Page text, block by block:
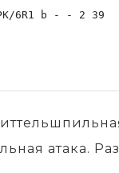
атака.